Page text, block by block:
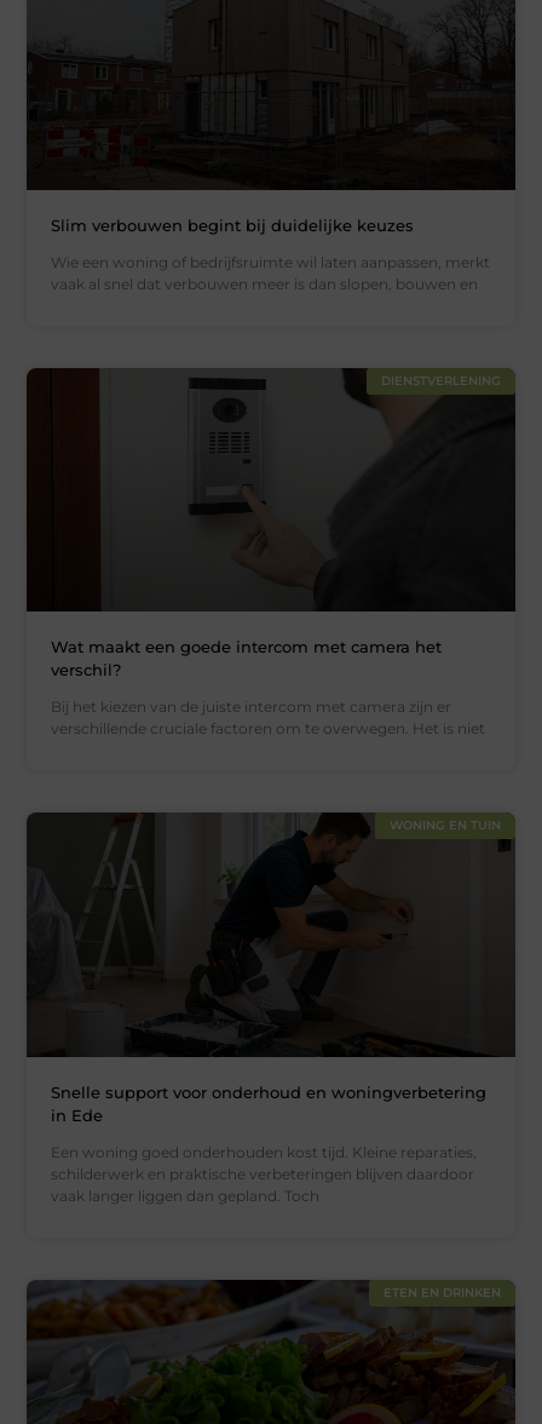
Slim verbouwen begint bij duidelijke keuzes
Wie een woning of bedrijfsruimte wil laten aanpassen, merkt
vaak al snel dat verbouwen meer is dan slopen, bouwen en
DIENSTVERLENING
Wat maakt een goede intercom met camera het
verschil?
Bij het kiezen van de juiste intercom met camera zijn er
verschillende cruciale factoren om te overwegen. Het is niet
WONING EN TUIN
Snelle support voor onderhoud en woningverbetering
in Ede
Een woning goed onderhouden kost tijd. Kleine reparaties,
schilderwerk en praktische verbeteringen blijven daardoor
vaak langer liggen dan gepland. Toch
ETEN EN DRINKEN